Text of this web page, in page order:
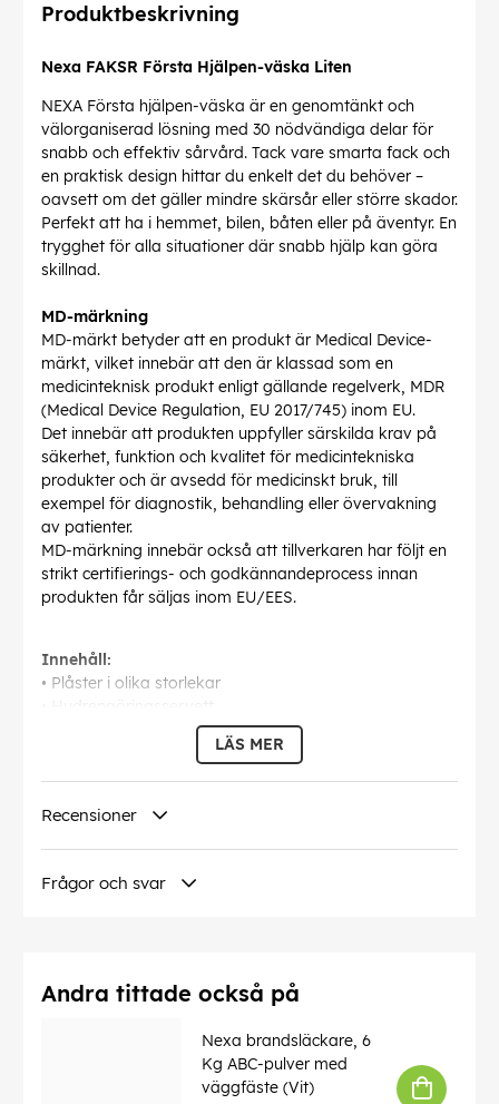
Produktbeskrivning
Nexa FAKSR Första Hjälpen-väska Liten
NEXA Första hjälpen-väska är en genomtänkt och
välorganiserad lösning med 30 nödvändiga delar för
snabb och effektiv sårvård. Tack vare smarta fack och
en praktisk design hittar du enkelt det du behöver –
oavsett om det gäller mindre skärsår eller större skador.
Perfekt att ha i hemmet, bilen, båten eller på äventyr. En
trygghet för alla situationer där snabb hjälp kan göra
skillnad.
MD-märkning
MD-märkt betyder att en produkt är Medical Device-
märkt, vilket innebär att den är klassad som en
medicinteknisk produkt enligt gällande regelverk, MDR
(Medical Device Regulation, EU 2017/745) inom EU.
Det innebär att produkten uppfyller särskilda krav på
säkerhet, funktion och kvalitet för medicintekniska
produkter och är avsedd för medicinskt bruk, till
exempel för diagnostik, behandling eller övervakning
av patienter.
MD-märkning innebär också att tillverkaren har följt en
strikt certifierings- och godkännandeprocess innan
produkten får säljas inom EU/EES.
Innehåll:
• Plåster i olika storlekar
• Hudrengöringsservett
• Sårkompress
• Andningsskydd
• Brännskadegel
• Vinylhandskar
(BxHxD)150 x 145 x 75 mm
E-nummer:16 879 49
LÄS MER
Recensioner
Frågor och svar
Andra tittade också på
Nexa brandsläckare, 6
Kg ABC-pulver med
väggfäste (Vit)